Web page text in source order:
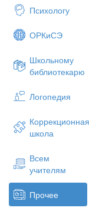
Психологу
ОРКиСЭ
Школьному
библиотекарю
Логопедия
Коррекционная
школа
Всем
учителям
Прочее